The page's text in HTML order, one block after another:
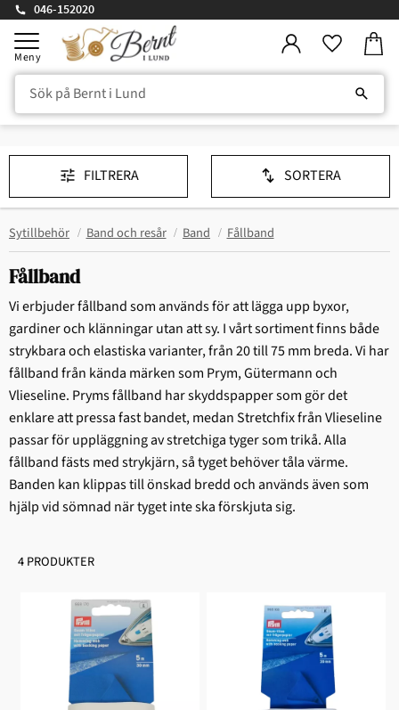
Meny
046-152020
Sytillbehör Band och resår Band Fållband
Fållband
Vi erbjuder fållband som används för att lägga upp byxor,
gardiner och klänningar utan att sy. I vårt sortiment finns både
strykbara och elastiska varianter, från 20 till 75 mm breda. Vi har
fållband från kända märken som Prym, Gütermann och
Vlieseline. Pryms fållband har skyddspapper som gör det
enklare att pressa fast bandet, medan Stretchfix från Vlieseline
passar för uppläggning av stretchiga tyger som trikå. Alla
fållband fästs med strykjärn, så tyget behöver tåla värme.
Banden kan klippas till önskad bredd och används även som
hjälp vid sömnad när tyget inte ska förskjuta sig.
4 PRODUKTER
FILTRERA SORTERA